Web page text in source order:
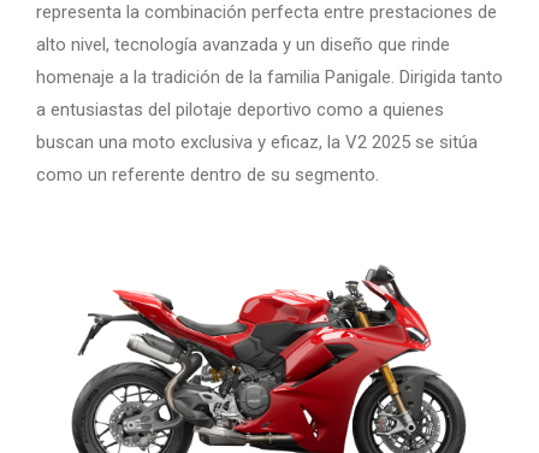
representa la combinación perfecta entre prestaciones de
alto nivel, tecnología avanzada y un diseño que rinde
homenaje a la tradición de la familia Panigale. Dirigida tanto
a entusiastas del pilotaje deportivo como a quienes
buscan una moto exclusiva y eficaz, la V2 2025 se sitúa
como un referente dentro de su segmento.